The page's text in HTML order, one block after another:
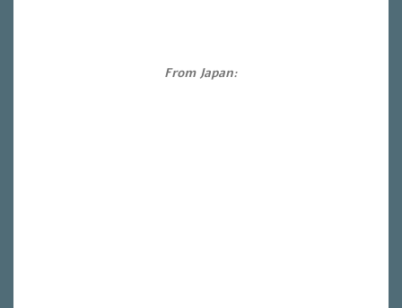
From Japan: